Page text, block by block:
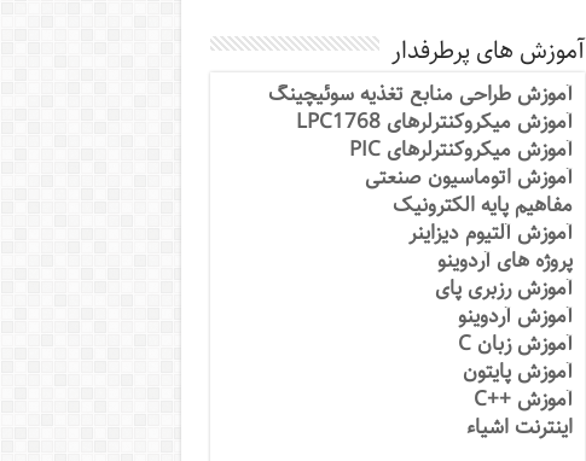
آموزش های پرطرفدار
آموزش طراحی منابع تغذیه سوئیچینگ
آموزش میکروکنترلرهای LPC1768
آموزش میکروکنترلرهای PIC
آموزش اتوماسیون صنعتی
مفاهیم پایه الکترونیک
آموزش آلتیوم دیزاینر
پروژه های آردوینو
آموزش رزبری پای
آموزش آردوینو
آموزش زبان C
آموزش پایتون
آموزش ++C
اینترنت اشیاء